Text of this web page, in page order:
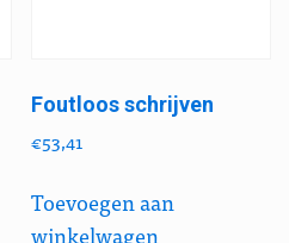
Foutloos schrijven
€53,41
Toevoegen aan
winkelwagen